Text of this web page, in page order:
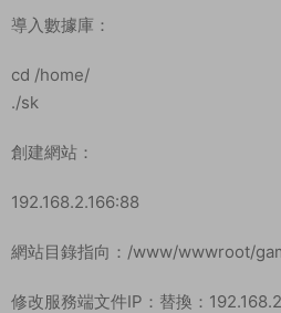
導入數據庫：
cd /home/
./sk
創建網站：
192.168.2.166:88
網站目錄指向：/www/wwwroot/
修改服務端文件IP：替換：